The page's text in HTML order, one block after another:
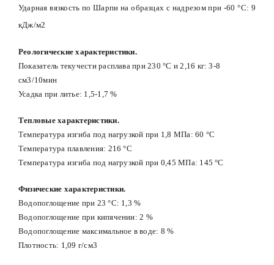
Ударная вязкость по Шарпи на образцах с надрезом при -60 °С: 9
кДж/м2
Реологические характеристики.
Показатель текучести расплава при 230 °С и 2,16 кг: 3-8
см3/10мин
Усадка при литье: 1,5-1,7 %
Тепловые характеристики.
Температура изгиба под нагрузкой при 1,8 МПа: 60 °С
Температура плавления: 216 °С
Температура изгиба под нагрузкой при 0,45 МПа: 145 °С
Физические характеристики.
Водопоглощение при 23 °С: 1,3 %
Водопоглощение при кипячении: 2 %
Водопоглощение максимальное в воде: 8 %
Плотность: 1,09 г/см3